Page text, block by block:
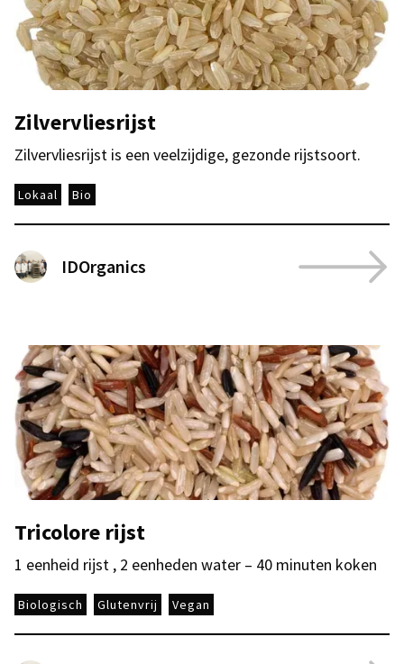
Zilvervliesrijst
Zilvervliesrijst is een veelzijdige, gezonde rijstsoort.
Lokaal Bio
IDOrganics
Tricolore rijst
1 eenheid rijst , 2 eenheden water – 40 minuten koken
Biologisch Glutenvrij Vegan